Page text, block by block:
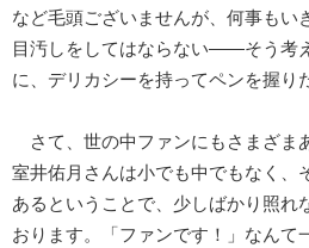
など毛頭ございませんが、何事もい
目汚しをしてはならない――そう考
に、デリカシーを持ってペンを握り
さて、世の中ファンにもさまざま
室井佑月さんは小でも中でもなく、
あるということで、少しばかり照れ
おります。「ファンです！」なんて